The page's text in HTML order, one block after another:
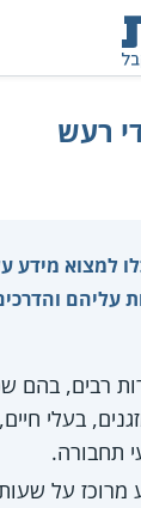
רעש
למצוא מידע
עליהם
רבים, בהם
בעלי חיים,
תחבורה.
על